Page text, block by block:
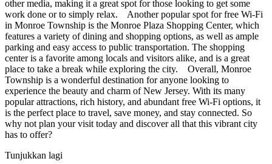
other media, making it a great spot for those looking to get some
work done or to simply relax. Another popular spot for free Wi-Fi
in Monroe Township is the Monroe Plaza Shopping Center, which
features a variety of dining and shopping options, as well as ample
parking and easy access to public transportation. The shopping
center is a favorite among locals and visitors alike, and is a great
place to take a break while exploring the city. Overall, Monroe
Township is a wonderful destination for anyone looking to
experience the beauty and charm of New Jersey. With its many
popular attractions, rich history, and abundant free Wi-Fi options, it
is the perfect place to travel, save money, and stay connected. So
why not plan your visit today and discover all that this vibrant city
has to offer?
Tunjukkan lagi